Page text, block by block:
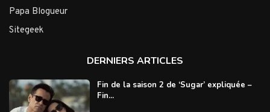
Papa Blogueur
Sitegeek
DERNIERS ARTICLES
Fin de la saison 2 de ‘Sugar’ expliquée –
Fin...